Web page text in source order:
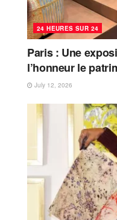
24 HEURES SUR 24
Paris : Une
l’honneur le
July 12, 2026